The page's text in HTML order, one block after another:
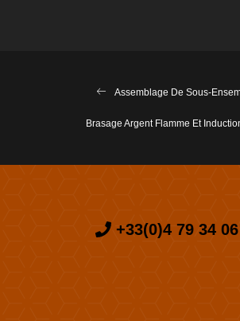
Assemblage De Sous-
Brasage Argent Flamme Et
+33(0)4 79 34